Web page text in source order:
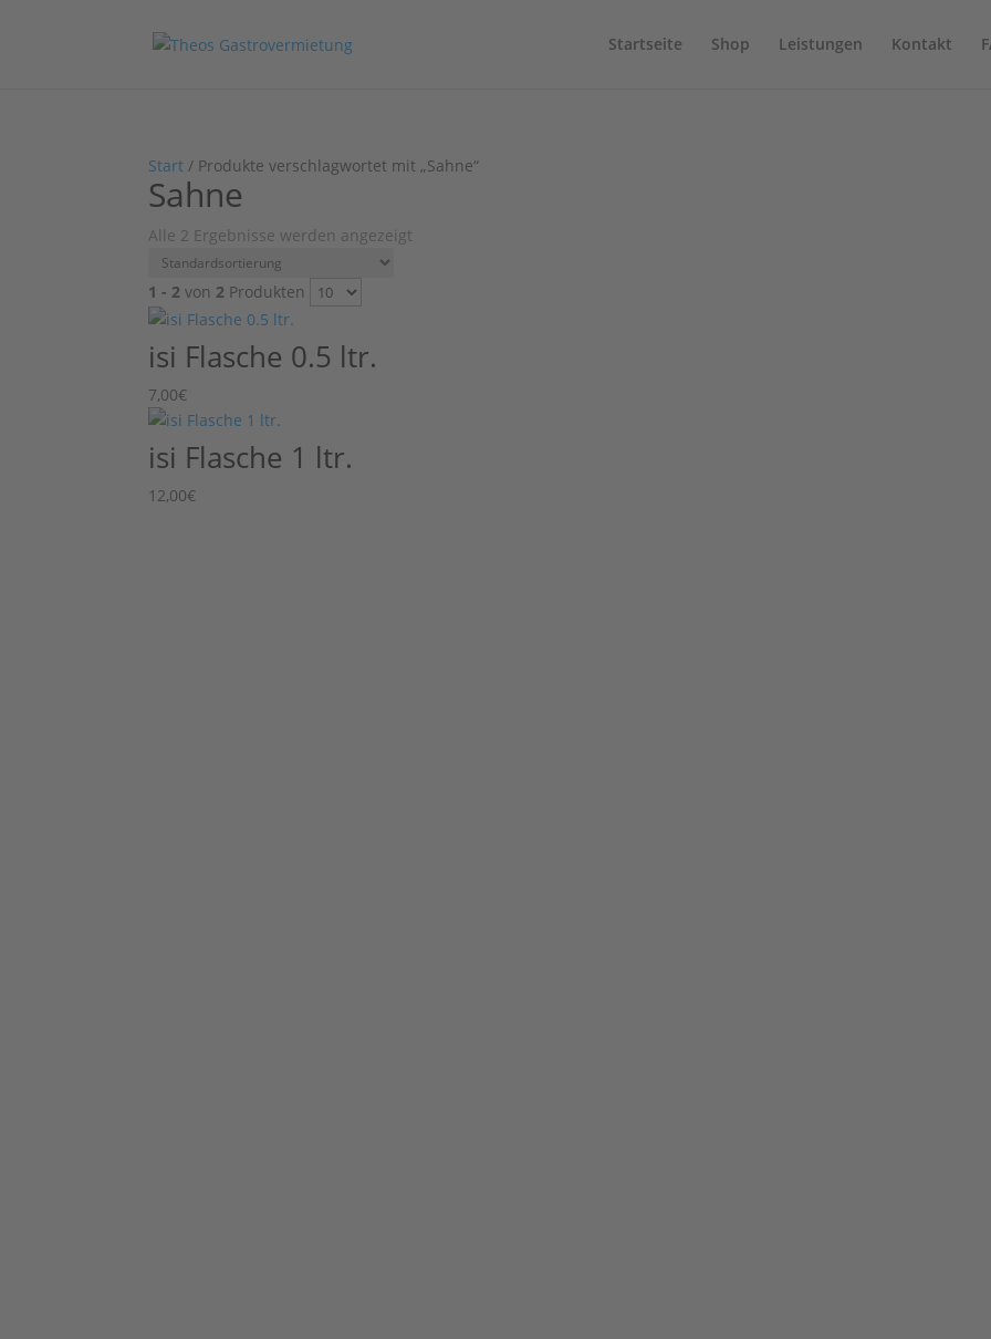
Startseite Shop Leistungen Kontakt
Start / Produkte verschlagwortet mit „Sahne“
Sahne
Alle 2 Ergebnisse werden angezeigt
1 - 2 von 2 Produkten
isi Flasche 0.5 ltr.
7,00€
isi Flasche 1 ltr.
12,00€